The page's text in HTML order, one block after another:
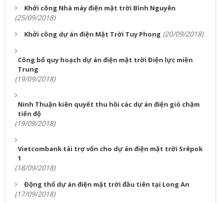
Khởi công Nhà máy điện mặt trời Bình Nguyên
(25/09/2018)
Khởi công dự án điện Mặt Trời Tuy Phong (20/09/2018)
Công bố quy hoạch dự án điện mặt trời Điện lực miền
Trung
(19/09/2018)
Ninh Thuận kiên quyết thu hồi các dự án điện gió chậm
tiến độ
(19/09/2018)
Vietcombank tài trợ vốn cho dự án điện mặt trời Srêpok
1
(18/09/2018)
Động thổ dự án điện mặt trời đầu tiên tại Long An
(17/09/2018)